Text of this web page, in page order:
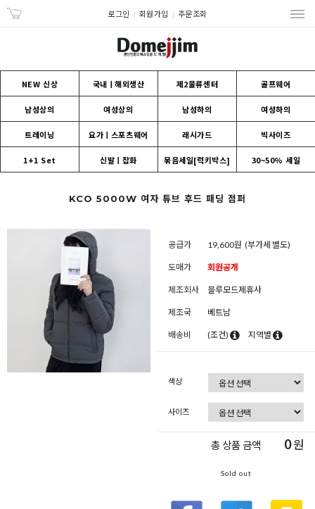
로그인 회원가입 주문조회
NEW 신상 국내ㅣ해외생산 제2물류센터 골프웨어
남성상의 여성상의 남성하의 여성하의
트레이닝 요가ㅣ스포츠웨어 래시가드 빅사이즈
1+1 Set 신발ㅣ잡화 묶음세일[럭키박스] 30~50% 세일
KCO 5000W 여자 튜브 후드 패딩 점퍼
공급가 19,600원 (부가세 별도)
도매가 회원공개
제조회사 블루모드제휴사
제조국 베트남
배송비 (조건) 지역별
색상
사이즈
총 상품 금액 0원
Sold out